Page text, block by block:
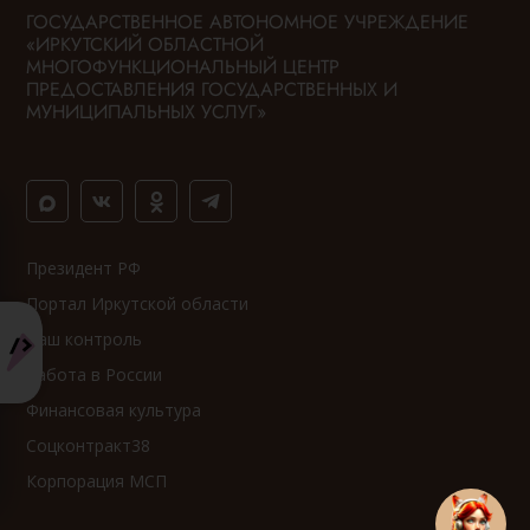
ГОСУДАРСТВЕННОЕ АВТОНОМНОЕ УЧРЕЖДЕНИЕ
«ИРКУТСКИЙ ОБЛАСТНОЙ
МНОГОФУНКЦИОНАЛЬНЫЙ ЦЕНТР
ПРЕДОСТАВЛЕНИЯ ГОСУДАРСТВЕННЫХ И
МУНИЦИПАЛЬНЫХ УСЛУГ»
Президент РФ
Портал Иркутской области
Ваш контроль
Работа в России
Финансовая культура
Соцконтракт38
Корпорация МСП